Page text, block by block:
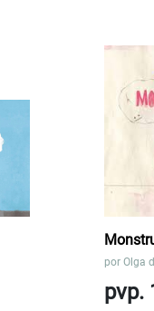
por Olga
pvp.